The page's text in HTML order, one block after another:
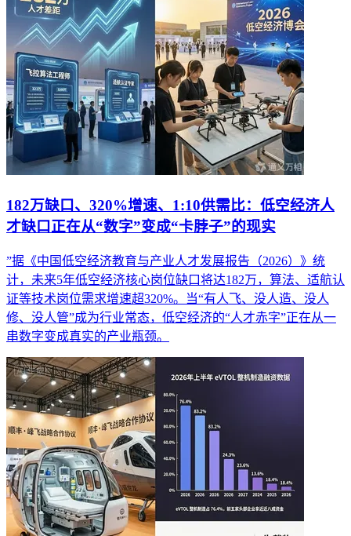
182万缺口、320%增速、1:10供需比：低空经济人
才缺口正在从“数字”变成“卡脖子”的现实
”据《中国低空经济教育与产业人才发展报告（2026）》统
计，未来5年低空经济核心岗位缺口将达182万，算法、适航认
证等技术岗位需求增速超320%。当“有人飞、没人造、没人
修、没人管”成为行业常态，低空经济的“人才赤字”正在从一
串数字变成真实的产业瓶颈。